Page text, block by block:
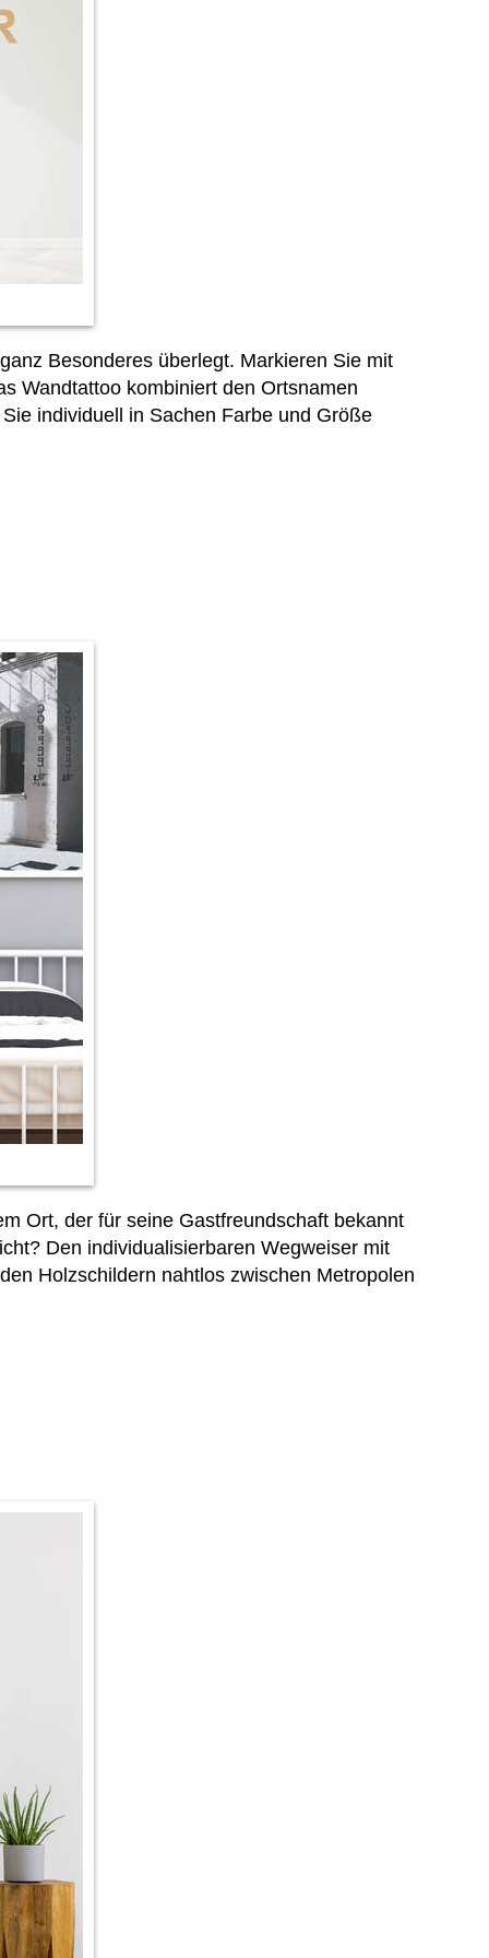
Besonderes überlegt. Markieren Sie mit
Wandtattoo kombiniert den Ortsnamen
individuell in Sachen Farbe und Größe
Ort, der für seine Gastfreundschaft bekannt
Den individualisierbaren Wegweiser mit
Holzschildern nahtlos zwischen Metropolen